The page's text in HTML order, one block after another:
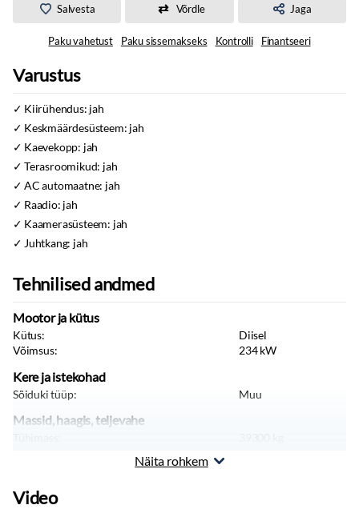
Salvesta Võrdle Jaga
Paku vahetust Paku sissemakseks Kontrolli Finantseeri
Varustus
Kiirühendus: jah
Keskmäärdesüsteem: jah
Kaevekopp: jah
Terasroomikud: jah
AC automaatne: jah
Raadio: jah
Kaamerasüsteem: jah
Juhtkang: jah
Tehnilised andmed
Mootor ja kütus
Kütus:
Diisel
Võimsus:
234kW
Kere ja istekohad
Sõiduki tüüp: Muu
Massid, haagis, teljevahe
Näita rohkem
Video